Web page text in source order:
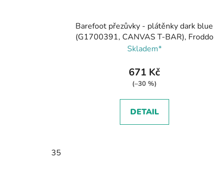
Barefoot přezůvky - plátěnky dark blue
(G1700391, CANVAS T-BAR), Froddo
Skladem*
671 Kč
(–30 %)
DETAIL
35